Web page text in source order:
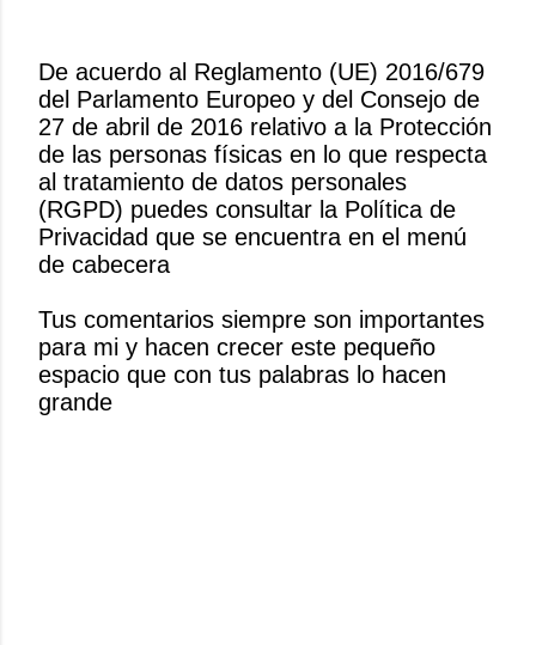
P
u
b
l
i
c
a
u
n
c
o
De acuerdo al Reglamento (UE) 2016/679
del Parlamento Europeo y del Consejo de
27 de abril de 2016 relativo a la Protección
de las personas físicas en lo que respecta
al tratamiento de datos personales
(RGPD) puedes consultar la Política de
Privacidad que se encuentra en el menú
de cabecera
Tus comentarios siempre son importantes
para mi y hacen crecer este pequeño
espacio que con tus palabras lo hacen
grande